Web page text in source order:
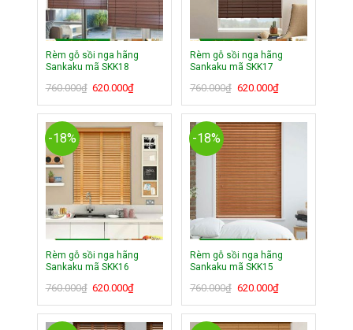
Rèm gỗ sồi nga hãng
Sankaku mã SKK18
760.000₫ Giá
gốc
là:
760.000₫.
620.000₫Giá
hiện
tại
là:
620.000₫.
Rèm gỗ sồi nga hãng
Sankaku mã SKK17
760.000₫ Giá
gốc
là:
760.000₫.
620.000₫Giá
hiện
tại
là:
620.000₫.
-18%
Rèm gỗ sồi nga hãng
Sankaku mã SKK16
760.000₫ Giá
gốc
là:
620.000₫Giá
hiện
tại
-18%
Rèm gỗ sồi nga hãng
Sankaku mã SKK15
760.000₫ Giá
gốc
là:
620.000₫Giá
hiện
tại